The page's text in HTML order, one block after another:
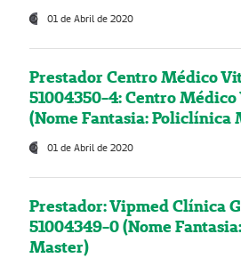
01 de Abril de 2020
Prestador Centro Médico
51004350-4: Centro
(Nome Fantasia: Policlínica
01 de Abril de 2020
Prestador: Vipmed Clínica
51004349-0 (Nome
Master)